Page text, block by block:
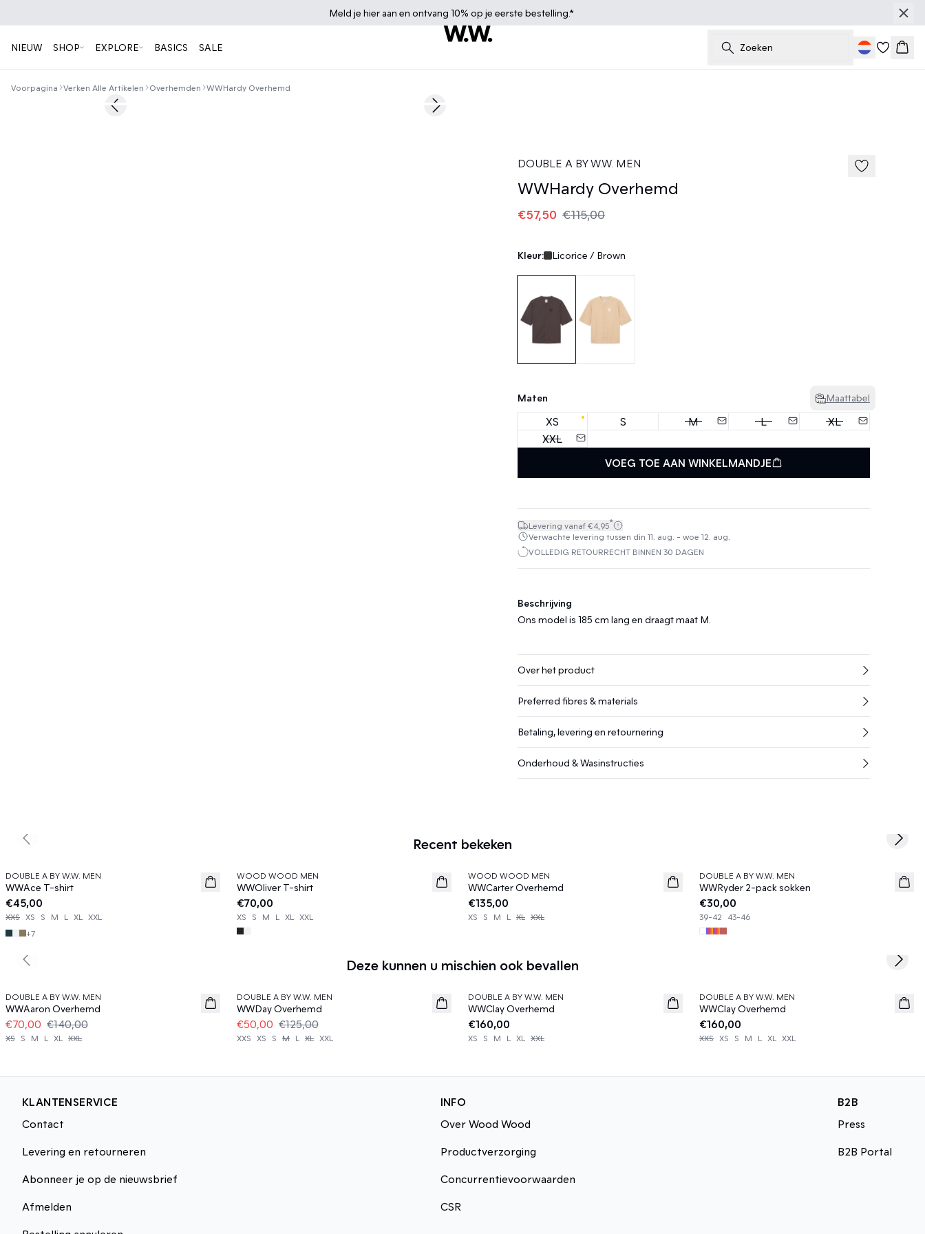
Meld je hier aan en ontvang 10% op je eerste bestelling.*
NIEUW SHOP EXPLORE BASICS SALE Zoeken
Voorpagina Verken Alle Artikelen Overhemden WWHardy Overhemd
50%Previous slide Next slide
DOUBLE A BY W.W. MEN
WWHardy Overhemd
€57,50 €115,00
Kleur: Licorice / Brown
Maten Maattabel
XS S M L
XL
XXL
VOEG TOE AAN WINKELMANDJE
Levering vanaf €4,95*
Verwachte levering tussen din 11. aug. - woe 12. aug.
VOLLEDIG RETOURRECHT BINNEN 30 DAGEN
Beschrijving
Ons model is 185 cm lang en draagt maat M.
Over het product
Preferred fibres & materials
Betaling, levering en retournering
Onderhoud & Wasinstructies
Recent bekeken
News
DOUBLE A BY W.W. MEN
WWAce T-shirt
€45,00
XXS XS S M L XL
XXL
+7
News
WOOD WOOD MEN
WWOliver T-shirt
€70,00
XS S M L XL XXL
News
WOOD WOOD MEN
WWCarter Overhemd
€135,00
XS S M L XL XXL
News
DOUBLE A BY W.W. MEN
WWRyder 2-pack sokken
€30,00
39-42 43-46
Previous slide Next
Deze kunnen u mischien ook bevallen
DOUBLE A BY W.W. MEN
WWAaron Overhemd
€70,00 €140,00
XS S M L XL XXL
DOUBLE A BY W.W. MEN
WWDay Overhemd
€50,00 €125,00
XXS XS S M L XL XXL
News
DOUBLE A BY W.W. MEN
WWClay Overhemd
€160,00
XS S M L XL XXL
News
DOUBLE A BY W.W. MEN
WWClay Overhemd
€160,00
XXS XS S M L XL XXL
Previous slide Next
KLANTENSERVICE
Contact
Levering en retourneren
Abonneer je op de nieuwsbrief
Afmelden
INFO
Over Wood Wood
Productverzorging
Concurrentievoorwaarden
CSR
B2B
Press
B2B Portal